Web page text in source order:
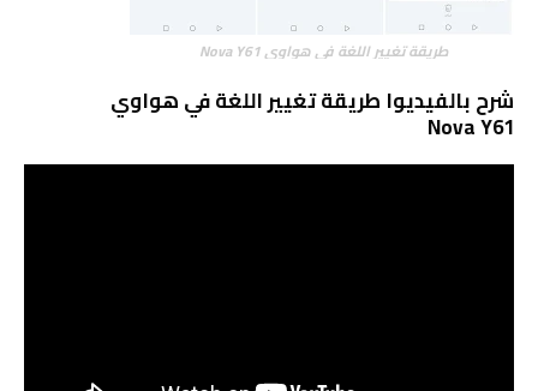
طريقة تغيير اللغة في هواوي Nova Y61
شرح بالفيديوا طريقة تغيير اللغة في هواوي
Nova Y61